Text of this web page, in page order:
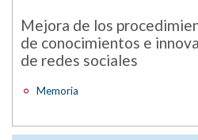
Mejora de los
de conocimientos e
de redes sociales
Memoria